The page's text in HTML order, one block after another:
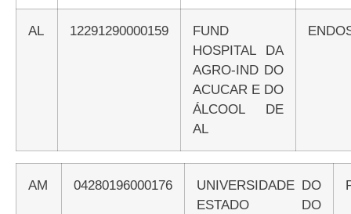
AL 12291290000159
FUND
HOSPITAL DA
AGRO-IND DO
ACUCAR E DO
ÁLCOOL DE
AL
AM 04280196000176
UNIVERSIDADE DO
ESTADO DO